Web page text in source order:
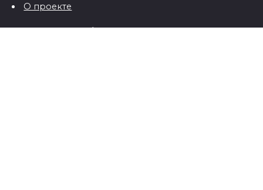
О проекте
Контактная информация